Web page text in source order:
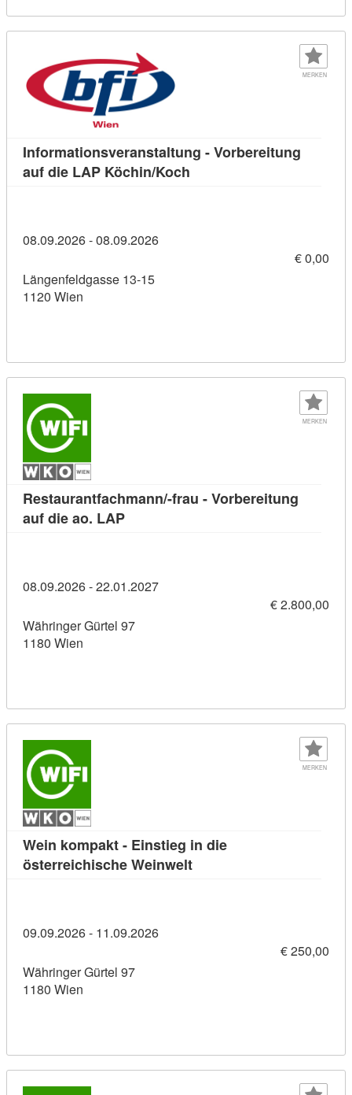
MERKEN
Informationsveranstaltung - Vorbereitung
auf die LAP Köchin/Koch
08.09.2026 - 08.09.2026
€ 0,00
Längenfeldgasse 13-15
1120 Wien
MERKEN
Restaurantfachmann/-frau - Vorbereitung
auf die ao. LAPKursdetail: Restaurantfachmann/-
08.09.2026 - 22.01.2027
€ 2.800,00
Währinger Gürtel 97
1180 Wien
MERKEN
Wein kompakt - Einstieg in die
österreichische WeinweltKursdetail: Wein kompakt
09.09.2026 - 11.09.2026
€ 250,00
Währinger Gürtel 97
1180 Wien